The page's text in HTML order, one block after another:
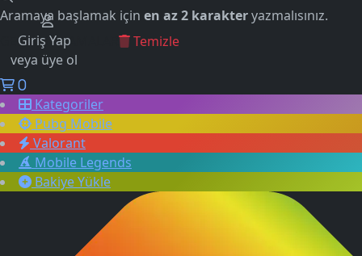
Aramaya başlamak için en az 2 karakteryazmalısınız.
GEÇMİŞ ARAMALAR
Temizle
Giriş Yap
veya üye ol
0
Kategoriler
Pubg Mobile
Valorant
Mobile Legends
Bakiye Yükle